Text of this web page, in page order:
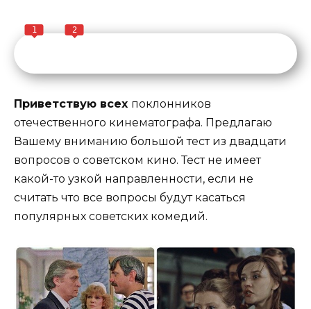
1 2
Приветствую всех поклонников
отечественного кинематографа. Предлагаю
Вашему вниманию большой тест из двадцати
вопросов о советском кино. Тест не имеет
какой-то узкой направленности, если не
считать что все вопросы будут касаться
популярных советских комедий.